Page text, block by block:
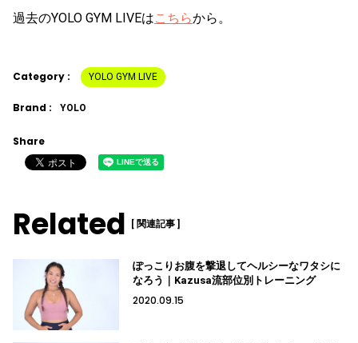
過去のYOLO GYM LIVEはこちらから。
Category : YOLO GYM LIVE
Brand : YOLO
Share
Related [ 関連記事 ]
ぽっこりお腹を撃退してヘルシーなワタシに
なろう｜Kazusa流部位別トレーニング
2020.09.15